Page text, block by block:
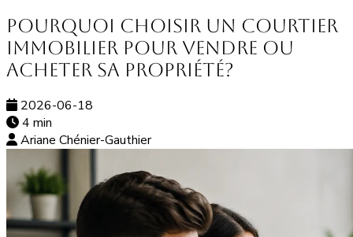
Pourquoi choisir un courtier
immobilier pour vendre ou
acheter sa propriété?
2026-06-18
4 min
Ariane Chénier-Gauthier